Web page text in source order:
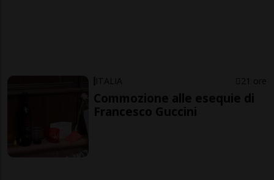
ITALIA 21 ore
Commozione alle esequie di
Francesco Guccini